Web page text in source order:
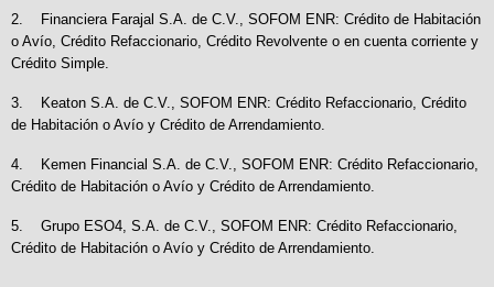
2. Financiera Farajal S.A. de C.V., SOFOM ENR: Crédito de Habitación
o Avío, Crédito Refaccionario, Crédito Revolvente o en cuenta corriente y
Crédito Simple.
3. Keaton S.A. de C.V., SOFOM ENR: Crédito Refaccionario, Crédito
de Habitación o Avío y Crédito de Arrendamiento.
4. Kemen Financial S.A. de C.V., SOFOM ENR: Crédito Refaccionario,
Crédito de Habitación o Avío y Crédito de Arrendamiento.
5. Grupo ESO4, S.A. de C.V., SOFOM ENR: Crédito Refaccionario,
Crédito de Habitación o Avío y Crédito de Arrendamiento.